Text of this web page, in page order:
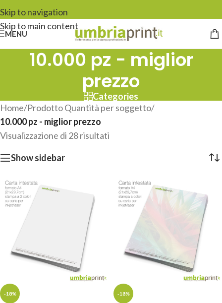
Skip to navigation
Skip to main content
MENU
10.000 pz - miglior
prezzo
Categories
Home/Prodotto Quantità per soggetto/
10.000 pz - miglior prezzo
Visualizzazione di 28 risultati
Show sidebar
-18% -18%